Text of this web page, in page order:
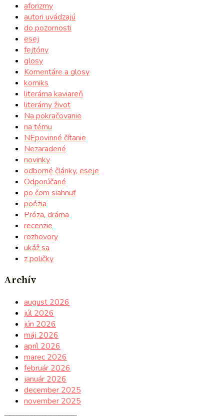
aforizmy
autori uvádzajú
do pozornosti
esej
fejtóny
glosy
Komentáre a glosy
komiks
literárna kaviareň
literárny život
Na pokračovanie
na tému
NEpovinné čítanie
Nezaradené
novinky
odborné články, eseje
Odporúčané
po čom siahnuť
poézia
Próza, dráma
recenzie
rozhovory
ukáž sa
z poličky
Archív
august 2026
júl 2026
jún 2026
máj 2026
apríl 2026
marec 2026
február 2026
január 2026
december 2025
november 2025